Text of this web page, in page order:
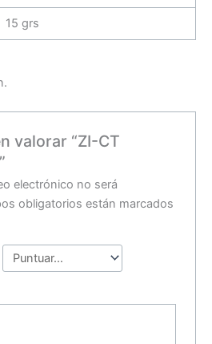
15 grs
valorar “ZI-CT
electrónico no será
obligatorios están marcados